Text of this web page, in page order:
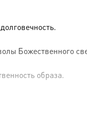
Божественного
образа.